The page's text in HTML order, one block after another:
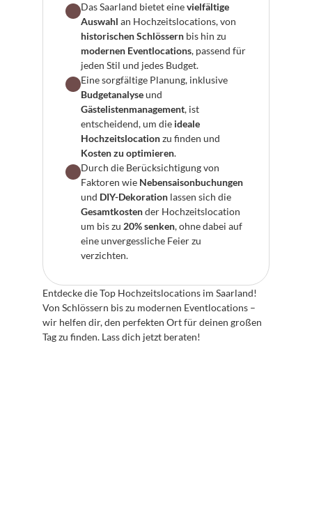
Das Saarland bietet eine vielfältige
Auswahl
historischen Schlössern
modernen Eventlocations, passend für
jeden Stil und jedes Budget.
Budgetanalyse
Gästelistenmanagement, ist
entscheidend, um die ideale
Hochzeitslocation
Kosten zu optimieren.
Durch die Berücksichtigung von
Faktoren wie Nebensaisonbuchungen
und DIY-Dekoration
Gesamtkosten der Hochzeitslocation
um bis zu 20% senken, ohne dabei auf
eine unvergessliche Feier zu
verzichten.
Entdecke die Top Hochzeitslocations im Saarland!
Von Schlössern bis zu modernen Eventlocations –
wir helfen dir, den perfekten Ort für deinen großen
Tag zu finden. Lass dich jetzt beraten!